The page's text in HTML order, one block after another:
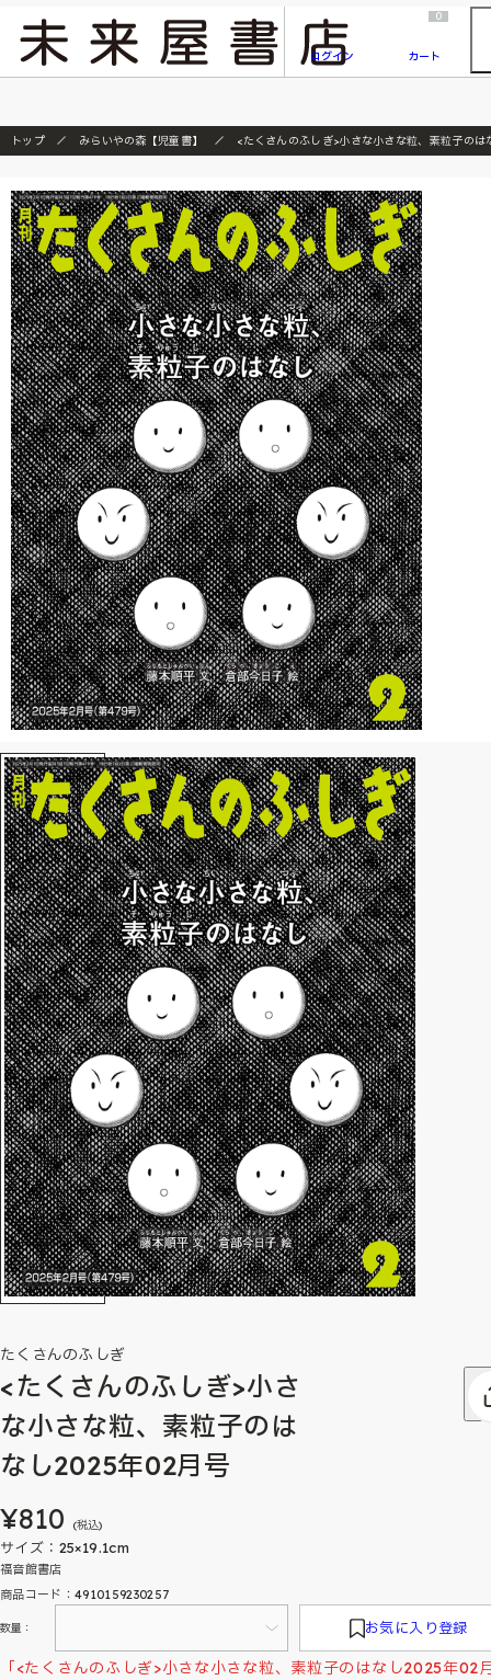
『ONE PIECE magazine 021 ONE PIECEカード付き同梱版』発売延期のご案内
ログイン
0
カート
トップ みらいやの森【児童書】 <たくさんのふしぎ>小さな小さな粒、素粒子のは
たくさんのふしぎ
<たくさんのふしぎ>小さ
な小さな粒、素粒子のは
なし2025年02月号
¥810 (税込)
サイズ：25×19.1cm
福音館書店
商品コード：4910159230257
数量： お気に入り登録
「<たくさんのふしぎ>小さな小さな粒、素粒子のはなし2025年02